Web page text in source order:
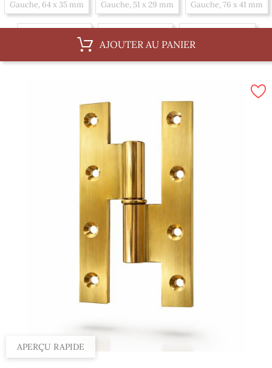
Gauche, 64 x 35 mm Gauche, 51 x 29 mm Gauche, 76 x 41 mm
AJOUTER AU PANIER
APERÇU RAPIDE